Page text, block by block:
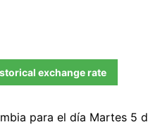
exchange rate
para el día Martes 5